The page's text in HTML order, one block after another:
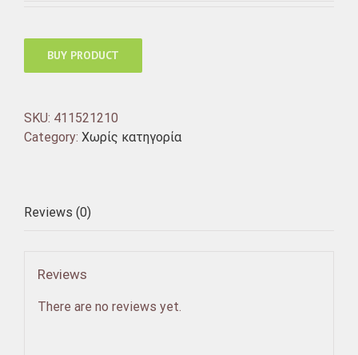
BUY PRODUCT
SKU: 411521210
Category: Χωρίς κατηγορία
Reviews (0)
Reviews
There are no reviews yet.